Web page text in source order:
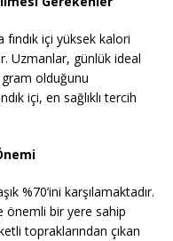
fındık içi yüksek kalori
Uzmanlar, günlük ideal
gram olduğunu
içi, en sağlıklı tercih
%70’ini karşılamaktadır.
önemli bir yere sahip
topraklarından çıkan